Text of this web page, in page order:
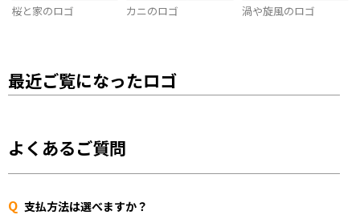
桜と家のロゴ カニのロゴ 渦や旋風のロゴ
最近ご覧になったロゴ
よくあるご質問
Q 支払方法は選べますか？